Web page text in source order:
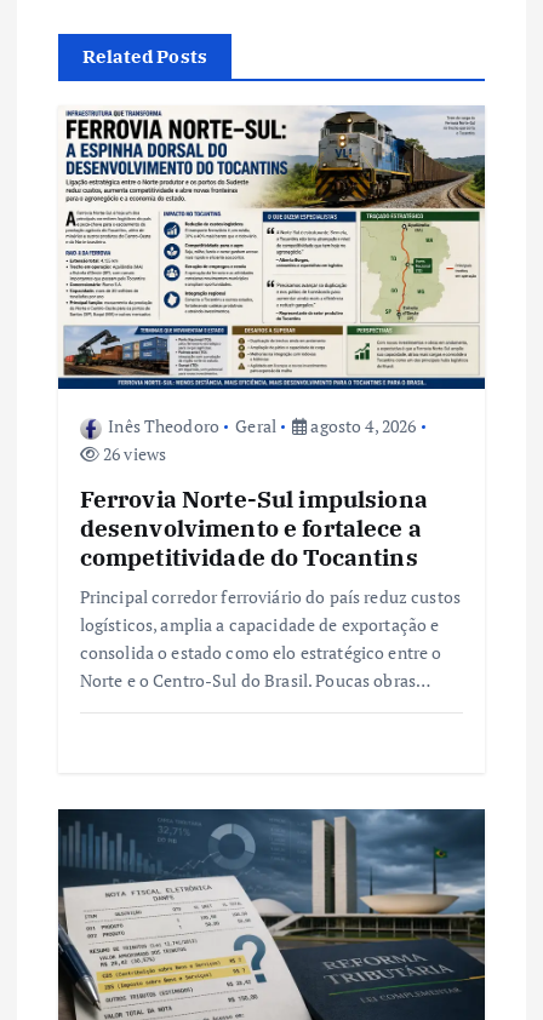
ç
ã
o
d
e
P
o
Related Posts
Inês Theodoro Geral
agosto 4, 2026
26 views
Ferrovia Norte-Sul impulsiona
desenvolvimento e fortalece a
competitividade do Tocantins
Principal corredor ferroviário do país reduz custos
logísticos, amplia a capacidade de exportação e
consolida o estado como elo estratégico entre o
Norte e o Centro-Sul do Brasil. Poucas obras…